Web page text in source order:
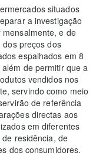
situados
a investigação
e de
preços dos
espalhados em 8
de permitir que a
vendidos nos
servindo como meio
de referência
directas aos
em diferentes
residência, de
dos consumidores.